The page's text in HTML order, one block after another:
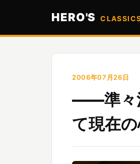
HERO'S
2006年07月26日
――準々
て現在